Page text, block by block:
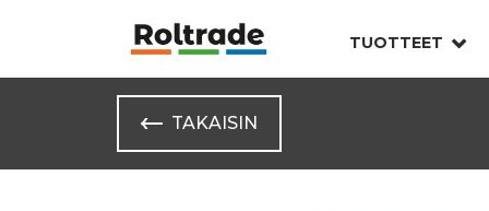
TUOTTEET
TAKAISIN